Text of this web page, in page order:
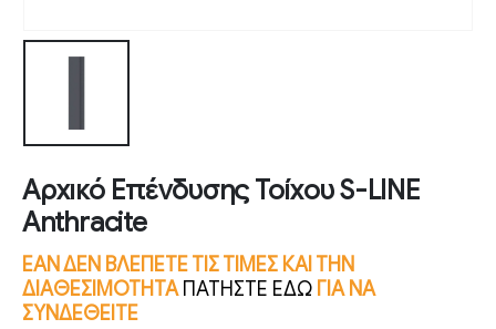
Αρχικό Επένδυσης Τοίχου S-LINE
Anthracite
ΕΑΝ ΔΕΝ ΒΛΕΠΕΤΕ ΤΙΣ ΤΙΜΕΣ ΚΑΙ ΤΗΝ
ΔΙΑΘΕΣΙΜΟΤΗΤΑ ΠΑΤΗΣΤΕ ΕΔΩ ΓΙΑ ΝΑ
ΣΥΝΔΕΘΕΙΤΕ